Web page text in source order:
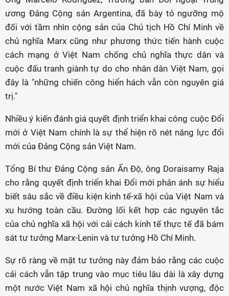
ương Đảng Cộng sản Argentina, đã bày tỏ ngưỡng mộ
đối với tầm nhìn cộng sản của Chủ tịch Hồ Chí Minh về
chủ nghĩa Marx cũng như phương thức tiến hành cuộc
cách mạng ở Việt Nam chống chủ nghĩa thực dân và
cuộc đấu tranh giành tự do cho nhân dân Việt Nam, gọi
đây là "những chiến công hiển hách vẫn còn nguyên giá
trị."
Nhiều ý kiến đánh giá quyết định triển khai công cuộc Đổi
mới ở Việt Nam chính là sự thể hiện rõ nét năng lực đổi
mới của Đảng Cộng sản Việt Nam.
Tổng Bí thư Đảng Cộng sản Ấn Độ, ông Doraisamy Raja
cho rằng quyết định triển khai Đổi mới phản ánh sự hiểu
biết sâu sắc về điều kiện kinh tế-xã hội của Việt Nam và
xu hướng toàn cầu. Đường lối kết hợp các nguyên tắc
của chủ nghĩa xã hội với cải cách kinh tế thực tế đã bám
sát tư tưởng Marx-Lenin và tư tưởng Hồ Chí Minh.
Sự rõ ràng về mặt tư tưởng này đảm bảo rằng các cuộc
cải cách vẫn tập trung vào mục tiêu lâu dài là xây dựng
một nước Việt Nam xã hội chủ nghĩa thịnh vượng, độc